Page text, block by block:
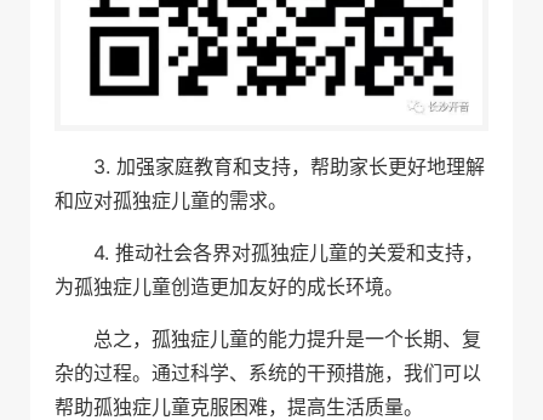
3. 加强家庭教育和支持，帮助家长更好地理解
和应对孤独症儿童的需求。
4. 推动社会各界对孤独症儿童的关爱和支持，
为孤独症儿童创造更加友好的成长环境。
总之，孤独症儿童的能力提升是一个长期、复
杂的过程。通过科学、系统的干预措施，我们可以
帮助孤独症儿童克服困难，提高生活质量。